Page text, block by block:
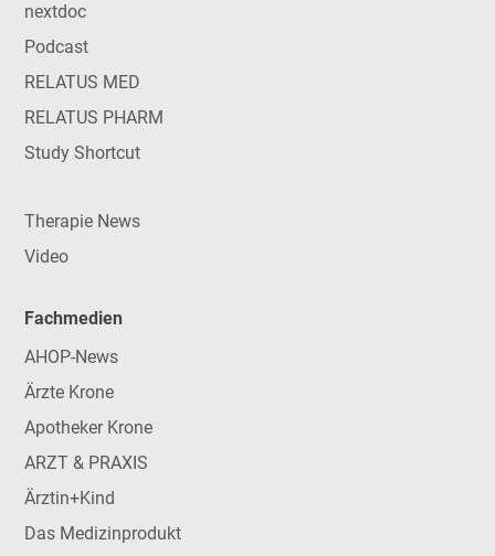
nextdoc
Podcast
RELATUS MED
RELATUS PHARM
Study Shortcut
Therapie News
Video
Fachmedien
AHOP-News
Ärzte Krone
Apotheker Krone
ARZT & PRAXIS
Ärztin+Kind
Das Medizinprodukt